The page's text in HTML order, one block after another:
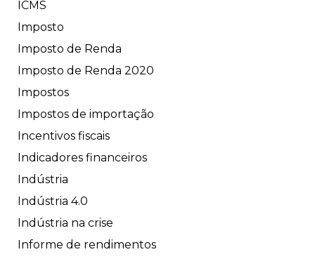
ICMS
Imposto
Imposto de Renda
Imposto de Renda 2020
Impostos
Impostos de importação
Incentivos fiscais
Indicadores financeiros
Indústria
Indústria 4.0
Indústria na crise
Informe de rendimentos